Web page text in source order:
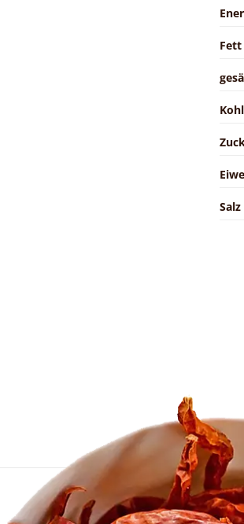
Fett
Salz